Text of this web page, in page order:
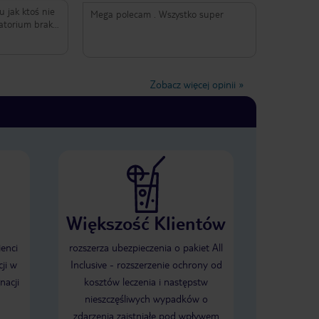
jak ktoś nie
brak
w
kolwiek
Mega polecam . Wszystko super
Zobacz więcej opinii »
w
Większość Klientów
rozszerza ubezpieczenia o pakiet All
Inclusive - rozszerzenie ochrony od
kosztów leczenia i następstw
nieszczęśliwych wypadków o
zdarzenia zaistniałe pod wpływem